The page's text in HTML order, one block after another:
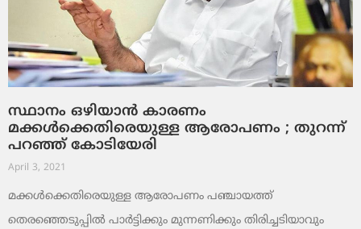
സ്ഥാനം ഒഴിയാന്‍ കാരണം
മക്കള്‍ക്കെതിരെയുള്ള ആരോപണം ; തുറന്ന്
പറഞ്ഞ് കോടിയേരി
April 3, 2021
മക്കള്‍ക്കെതിരെയുള്ള ആരോപണം പഞ്ചായത്ത്
തെരഞ്ഞെടുപ്പില്‍ പാര്‍ട്ടിക്കും മുന്നണിക്കും തിരിച്ചടിയാവും